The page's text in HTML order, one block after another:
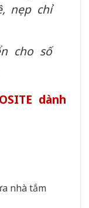
nẹp chỉ
cho số
dành